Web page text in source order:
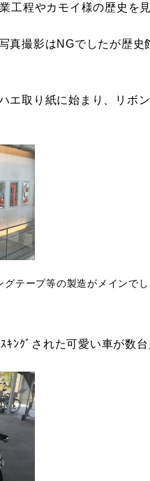
工程やカモイ様の歴史を
真撮影はNGでしたが歴
エ取り紙に始まり、リボ
グテープ等の製造がメインで
ｷﾝｸﾞされた可愛い車が数